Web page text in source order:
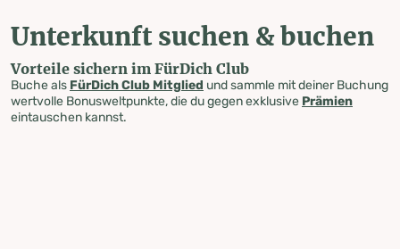
Unterkunft suchen & buchen
Vorteile sichern im FürDich Club
Buche als FürDich Club Mitglied und sammle mit deiner Buchung
wertvolle Bonusweltpunkte, die du gegen exklusive Prämien
eintauschen kannst.